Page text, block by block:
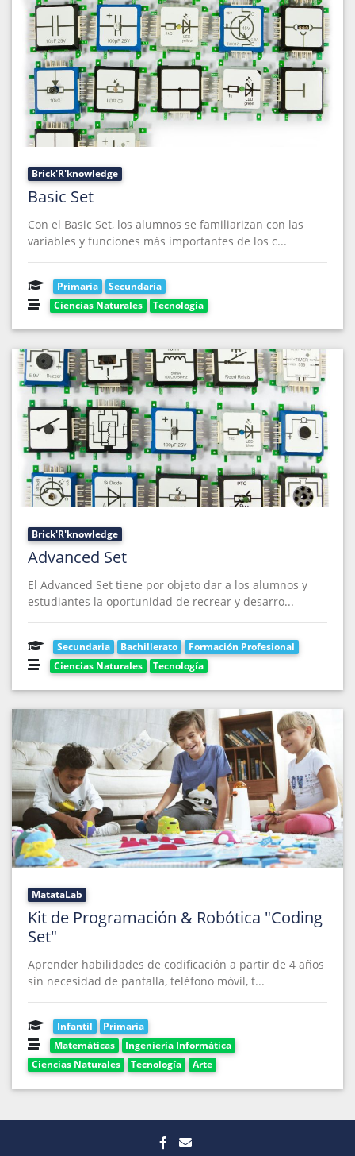
Brick'R'knowledge
Basic Set
Con el Basic Set, los alumnos se familiarizan con las
variables y funciones más importantes de los c...
Primaria
Secundaria
Ciencias Naturales
Tecnología
Brick'R'knowledge
Advanced Set
El Advanced Set tiene por objeto dar a los alumnos y
estudiantes la oportunidad de recrear y desarro...
Secundaria Bachillerato
Formación Profesional
Ciencias Naturales
Tecnología
MatataLab
Kit de Programación & Robótica "Coding
Set"
Aprender habilidades de codificación a partir de 4 años
sin necesidad de pantalla, teléfono móvil, t...
Infantil
Primaria
Matemáticas
Ingeniería Informática
Ciencias Naturales
Tecnología Arte